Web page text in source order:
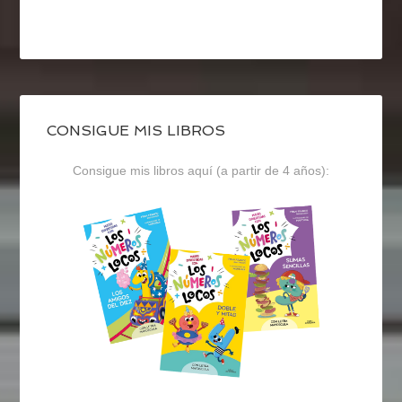
CONSIGUE MIS LIBROS
Consigue mis libros aquí (a partir de 4 años):